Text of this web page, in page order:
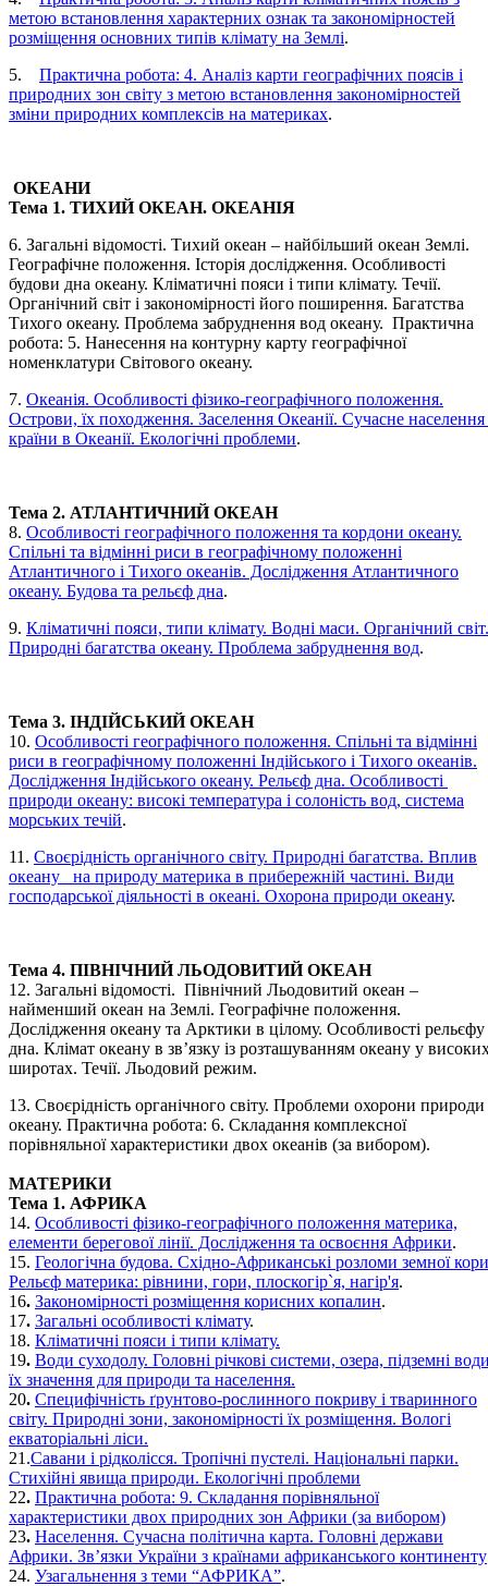
метою встановлення характерних ознак та закономірностей
розміщення основних типів клімату на Землі.
5. Практична робота: 4. Аналіз карти географічних поясів і
природних зон світу з метою встановлення закономірностей
зміни природних комплексів на материках.
ОКЕАНИ
Тема 1. ТИХИЙ ОКЕАН. ОКЕАНІЯ
6. Загальні відомості. Тихий океан – найбільший океан Землі.
Географічне положення. Історія дослідження. Особливості
будови дна океану. Кліматичні пояси і типи клімату. Течії.
Органічний світ і закономірності його поширення. Багатства
Тихого океану. Проблема забруднення вод океану. Практична
робота: 5. Нанесення на контурну карту географічної
номенклатури Світового океану.
7. Океанія. Особливості фізико-географічного положення.
Острови, їх походження. Заселення Океанії. Сучасне населення
країни в Океанії. Екологічні проблеми.
Тема 2. АТЛАНТИЧНИЙ ОКЕАН
8. Особливості географічного положення та кордони океану.
Спільні та відмінні риси в географічному положенні
Атлантичного і Тихого океанів. Дослідження Атлантичного
океану. Будова та рельєф дна.
9. Кліматичні пояси, типи клімату. Водні маси. Органічний світ.
Природні багатства океану. Проблема забруднення вод.
Тема 3. ІНДІЙСЬКИЙ ОКЕАН
10. Особливості географічного положення. Спільні та відмінні
риси в географічному положенні Індійського і Тихого океанів.
Дослідження Індійського океану. Рельєф дна. Особливості
природи океану: високі температура і солоність вод, система
морських течій.
11. Своєрідність органічного світу. Природні багатства. Вплив
океану на природу материка в прибережній частині. Види
господарської діяльності в океані. Охорона природи океану.
Тема 4. ПІВНІЧНИЙ ЛЬОДОВИТИЙ ОКЕАН
12. Загальні відомості. Північний Льодовитий океан –
найменший океан на Землі. Географічне положення.
Дослідження океану та Арктики в цілому. Особливості рельєфу
дна. Клімат океану в зв’язку із розташуванням океану у
широтах. Течії. Льодовий режим.
13. Своєрідність органічного світу. Проблеми охорони природи
океану. Практична робота: 6. Складання комплексної
порівняльної характеристики двох океанів (за вибором).
МАТЕРИКИ
Тема 1. АФРИКА
14. Особливості фізико-географічного положення материка,
елементи берегової лінії. Дослідження та освоєння Африки.
15. Геологічна будова. Східно-Африканські розломи земної
Рельєф материка: рівнини, гори, плоскогір`я, нагір'я.
16. Закономірності розміщення корисних копалин.
17. Загальні особливості клімату.
18. Кліматичні пояси і типи клімату.
19. Води суходолу. Головні річкові системи, озера, підземні
їх значення для природи та населення.
20. Специфічність ґрунтово-рослинного покриву і тваринного
світу. Природні зони, закономірності їх розміщення. Вологі
екваторіальні ліси.
21.Савани і рідколісся. Тропічні пустелі. Національні парки.
Стихійні явища природи. Екологічні проблеми
22. Практична робота: 9. Складання порівняльної
характеристики двох природних зон Африки (за вибором)
23. Населення. Сучасна політична карта. Головні держави
Африки. Зв’язки України з країнами африканського континенту
24. Узагальнення з теми “АФРИКА”.